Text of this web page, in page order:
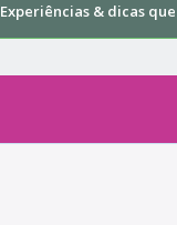
Experiências & dicas